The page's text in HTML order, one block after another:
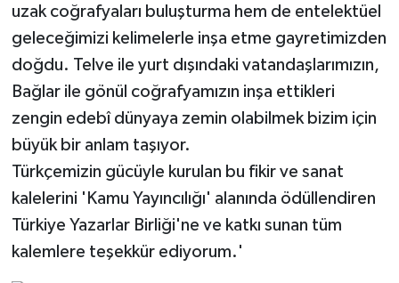
uzak coğrafyaları buluşturma hem de entelektüel
geleceğimizi kelimelerle inşa etme gayretimizden
doğdu. Telve ile yurt dışındaki vatandaşlarımızın,
Bağlar ile gönül coğrafyamızın inşa ettikleri
zengin edebî dünyaya zemin olabilmek bizim için
büyük bir anlam taşıyor.
Türkçemizin gücüyle kurulan bu fikir ve sanat
kalelerini 'Kamu Yayıncılığı' alanında ödüllendiren
Türkiye Yazarlar Birliği'ne ve katkı sunan tüm
kalemlere teşekkür ediyorum.'